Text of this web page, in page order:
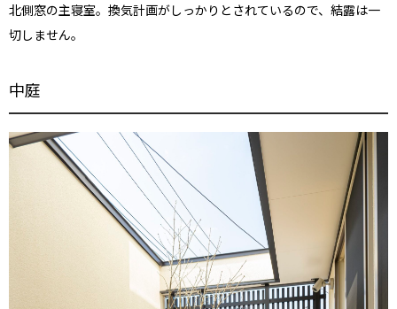
北側窓の主寝室。換気計画がしっかりとされているので、結露は一
切しません。
中庭